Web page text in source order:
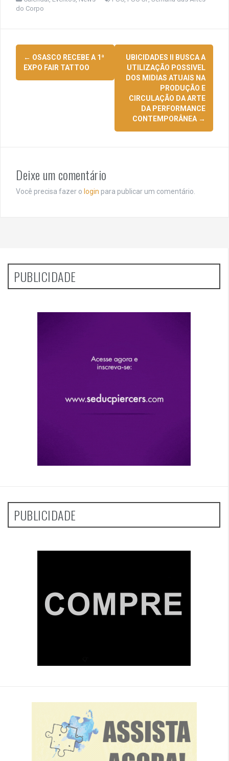
do Corpo
Navegação
de
← OSASCO RECEBE A 1ª
EXPO FAIR TATTOO
UBICIDADES II BUSCA A
UTILIZAÇÃO POSSIVEL
DOS MIDIAS ATUAIS NA
PRODUÇÃO E
CIRCULAÇÃO DA ARTE
DA PERFORMANCE
CONTEMPORÂNEA →
Deixe um comentário
Você precisa fazer o login para publicar um comentário.
PUBLICIDADE
PUBLICIDADE